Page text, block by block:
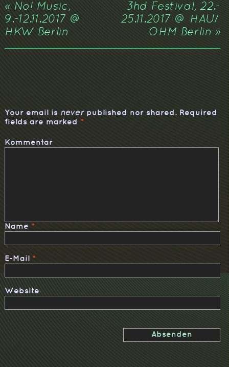
« No! Music,
9.-12.11.2017 @
HKW Berlin
3hd Festival, 22.-
25.11.2017 @ HAU/
OHM Berlin »
Your email is neverpublished nor shared. Required
fields are marked *
Kommentar
Name *
E-Mail *
Website